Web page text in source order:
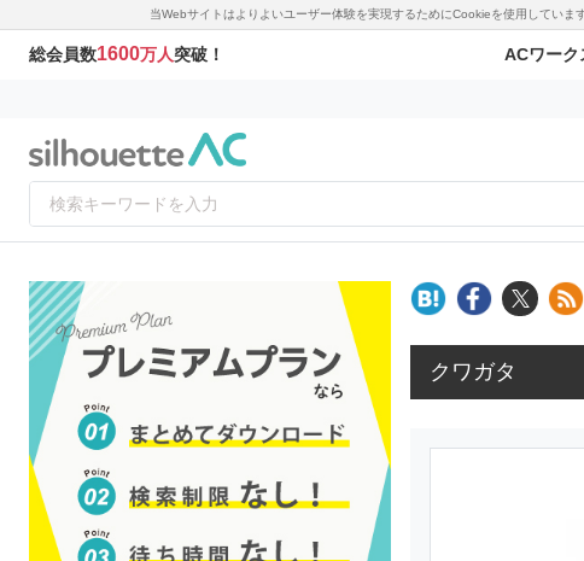
当Webサイトはよりよいユーザー体験を実現するためにCookieを使用してい
総会員数1600万人突破！ ACワーク
クワガタ